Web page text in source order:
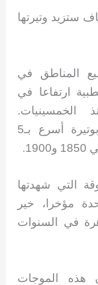
ستزيد وتيرتها
المناطق في
ارتفاعا في
الخمسينيات.
وأصبحت هذه الظواهر تحدث بوتيرة أسرع بـ5
التي شهدتها
مؤخرا، خير
في السنوات
هذه الموجات